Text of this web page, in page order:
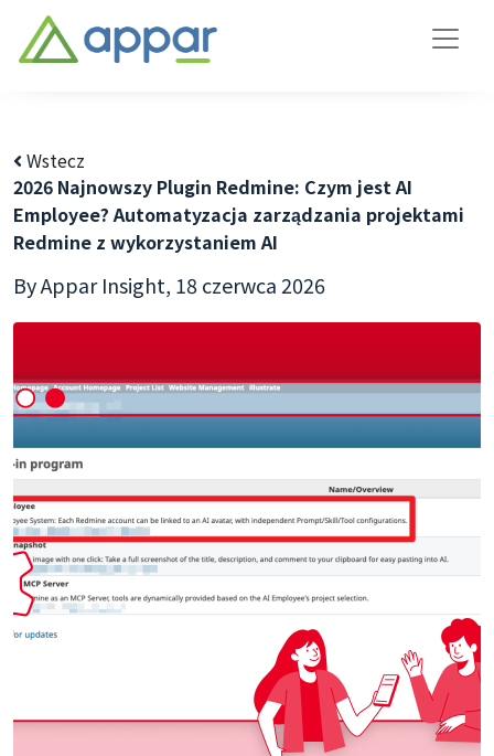
Wstecz
2026 Najnowszy Plugin Redmine: Czym jest AI
Employee? Automatyzacja zarządzania projektami
Redmine z wykorzystaniem AI
By Appar Insight, 18 czerwca 2026